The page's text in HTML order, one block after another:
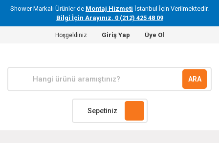
Shower Markalı Ürünler de Montaj Hizmeti İstanbul İçin Verilmektedir.
Bilgi İçin Arayınız. 0 (212) 425 48 09
Hoşgeldiniz Giriş Yap Üye Ol
ARA
Sepetiniz